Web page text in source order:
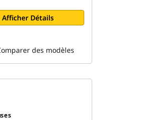
Afficher Détails
des modèles